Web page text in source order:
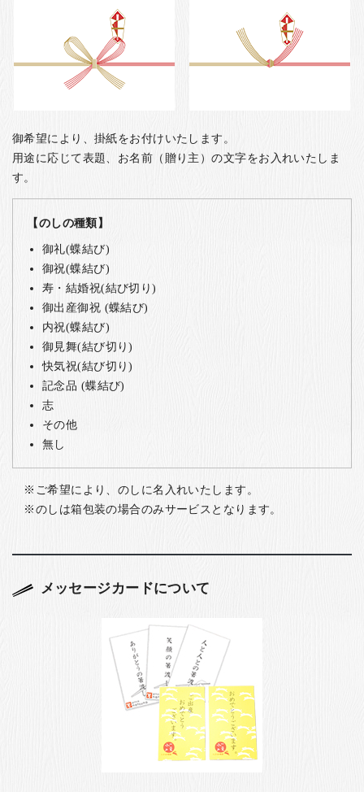
御希望により、掛紙をお付けいたします。
用途に応じて表題、お名前（贈り主）の文字をお入れいたしま
す。
【のしの種類】
御礼(蝶結び)
御祝(蝶結び)
寿・結婚祝(結び切り)
御出産御祝 (蝶結び)
内祝(蝶結び)
御見舞(結び切り)
快気祝(結び切り)
記念品 (蝶結び)
志
その他
無し
ご希望により、のしに名入れいたします。
のしは箱包装の場合のみサービスとなります。
メッセージカードについて